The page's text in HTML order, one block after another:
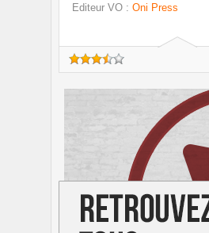
Editeur VO : Oni Press